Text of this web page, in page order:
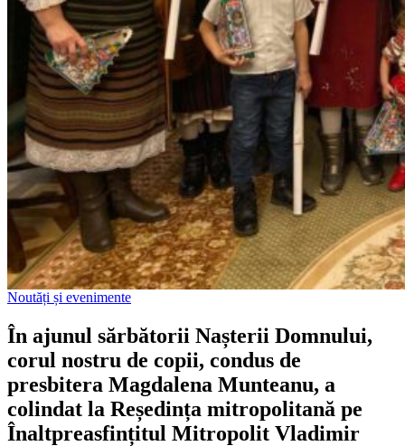
Noutăți și evenimente
În ajunul sărbătorii Nașterii Domnului,
corul nostru de copii, condus de
presbitera Magdalena Munteanu, a
colindat la Reședința mitropolitană pe
Înaltpreasfințitul Mitropolit Vladimir